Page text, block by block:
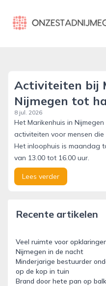
onzestadnijmegen.nl
Activiteiten bij
Nijmegen tot
8 jul. 2026
Het Marikenhuis in
activiteiten voor mensen
Het inloophuis is maandag
van 13.00 tot 16.00 uur.
Lees verder
Recente artikelen
Veel ruimte voor
Nijmegen in de nacht
Minderjarige bestuurder
op de kop in tuin
Brand door hete pan op